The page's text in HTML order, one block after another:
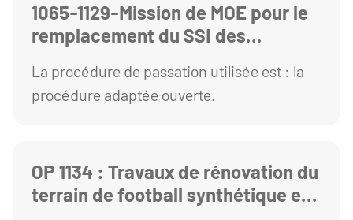
1065-1129-Mission de MOE pour le
remplacement du SSI des
La procédure de passation utilisée est : la
procédure adaptée ouverte.
OP 1134 : Travaux de rénovation du
terrain de football synthétique et